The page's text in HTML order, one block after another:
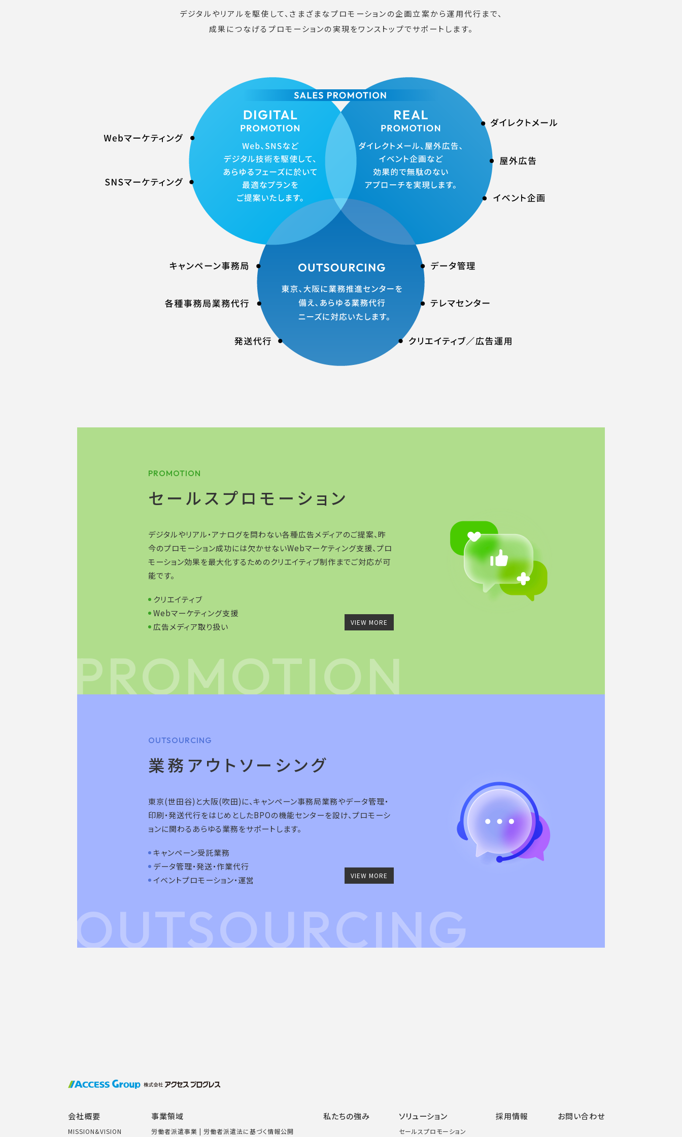
デジタルやリアルを駆使して、さまざまなプロモーションの企画立案から運用代行まで、
成果につなげるプロモーションの実現をワンストップでサポートします。
PROMOTION
セールス プロモーション
デジタルやリアル・アナログを問わない各種広告メディアのご提案、昨
今のプロモーション成功には欠かせないWebマーケティング支援、プロ
モーション効果を最大化するためのクリエイティブ制作までご対応が可
能です。
クリエイティブ
Webマーケティング支援
広告メディア取り扱い
VIEW MORE
PROMOTION
OUTSOURCING
OUTSOURCING
業務 アウトソーシング
東京(世田谷)と大阪(吹田)に、キャンペーン事務局業務やデータ管理・
印刷・発送代行をはじめとしたBPOの機能センターを設け、プロモーシ
ョンに関わるあらゆる業務をサポートします。
キャンペーン受託業務
データ管理・発送・作業代行
イベントプロモーション・運営
VIEW MORE
会社概要
MISSION&VISION
事業領域
労働者派遣事業 | 労働者派遣法に基づく情報公開
私たちの強み ソリューション
セールスプロモーション
採用情報 お問い合わせ